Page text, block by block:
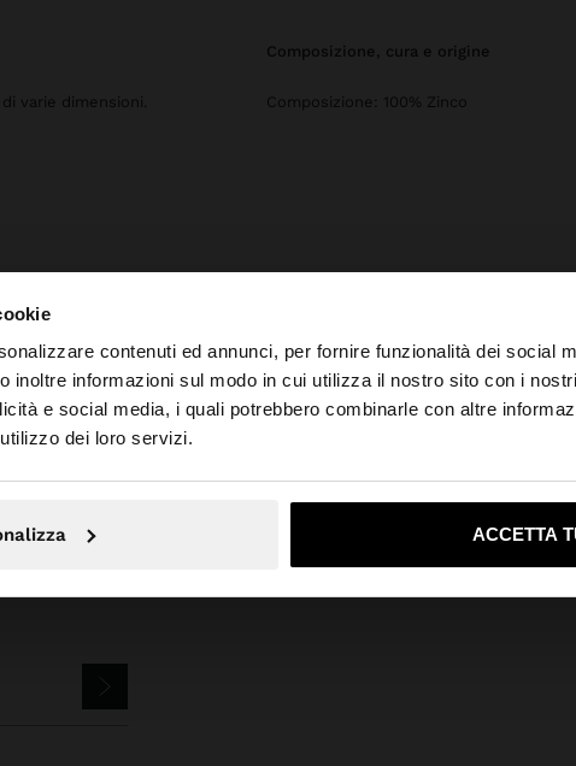
contenuti ed annunci, per fornire funzionalità dei social
inoltre informazioni sul modo in cui utilizza il nostro sito con i
e social media, i quali potrebbero combinarle con altre
dei loro servizi.
ACCETTA
da Italia. Vuoi navigare sul nostro sito United States?
No, resta in Italia Sì,
varie dimensioni.
composizione, cura e origine
Composizione: 100% Zinco
Bigiotteria Orecchini Orecchini a Cerchio set di orecchini a cerchio